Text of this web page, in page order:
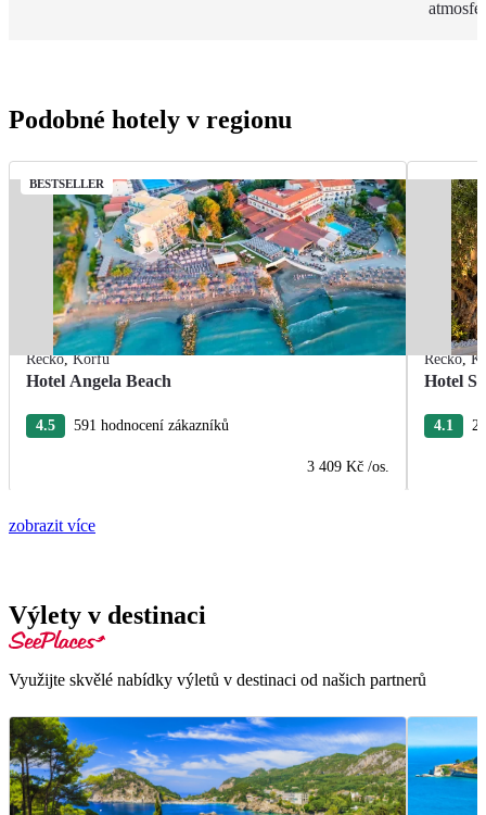
Podobné hotely v regionu
BESTSELLER
Řecko,Korfu
Hotel Angela Beach
4.5 591 hodnocení zákazníků
3 409 Kč /os.
Řecko,
Hotel
4.1
zobrazit více
Výlety v destinaci
Využijte skvělé nabídky výletů v destinaci od našich partnerů